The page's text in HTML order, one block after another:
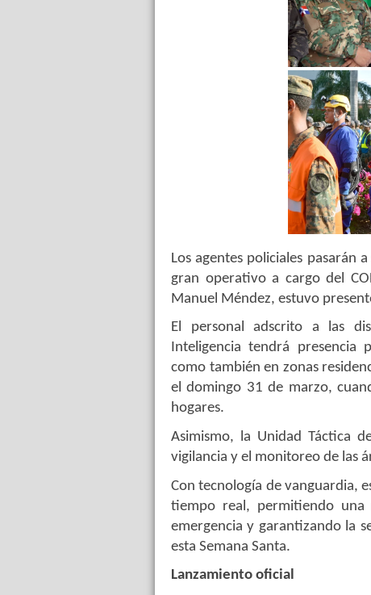
Los agentes policiales pasarán
gran operativo a cargo del
Manuel Méndez, estuvo
El personal adscrito a las
Inteligencia tendrá presencia
como también en zonas
el domingo 31 de marzo,
hogares.
Asimismo, la Unidad Táctica
vigilancia y el monitoreo de las
Con tecnología de vanguardia,
tiempo real, permitiendo una
emergencia y garantizando la
esta Semana Santa.
Lanzamiento oficial